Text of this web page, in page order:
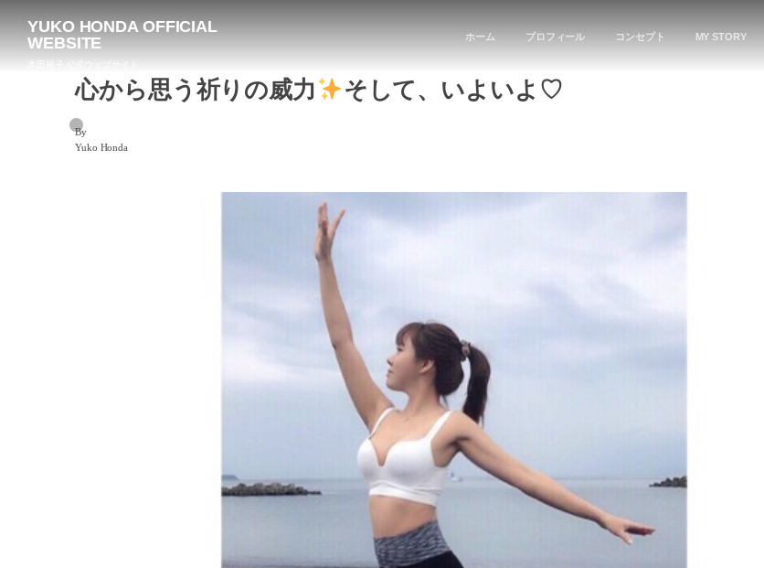
YUKO HONDA OFFICIAL
WEBSITE
ホーム プロフィール コンセプト MY STORY
心から思う祈りの威力 そして、いよいよ♡
By
Yuko Honda